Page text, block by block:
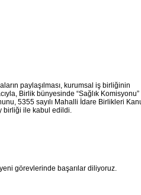
paylaşılması, kurumsal iş birliğinin
Birlik bünyesinde “Sağlık Komisyonu”
5355 sayılı Mahalli İdare Birlikleri
birliği ile kabul edildi.
görevlerinde başarılar diliyoruz.